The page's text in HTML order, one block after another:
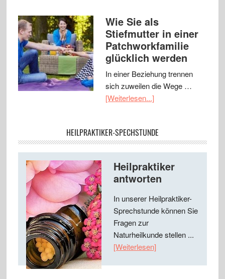
Wie Sie als
Stiefmutter in einer
Patchworkfamilie
glücklich werden
In einer Beziehung trennen
sich zuweilen die Wege …
[Weiterlesen...]
HEILPRAKTIKER-SPECHSTUNDE
Heilpraktiker
antworten
In unserer Heilpraktiker-
Sprechstunde können Sie
Fragen zur
Naturheilkunde stellen ...
[Weiterlesen]